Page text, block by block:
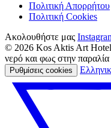
Πολιτική Απορρήτου
Πολιτική Cookies
Ακολουθήστε μας
© 2026 Kos Aktis Art Hotel
νερό και φως στην
Ρυθμίσεις cookies